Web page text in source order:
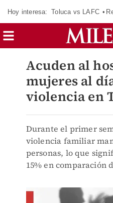
Hoy interesa: Toluca vs LAFC
Acuden al
mujeres al
violencia en
Durante el primer
violencia familiar
personas, lo que
15% en comparación